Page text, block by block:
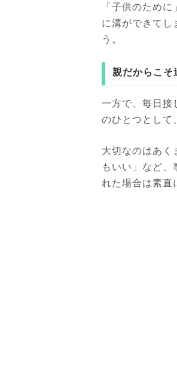
「子供のため
に溝ができてし
う。
親だからこそ
一方で、毎日接
のひとつとして
大切なのはあく
もいい」など
れた場合は素直